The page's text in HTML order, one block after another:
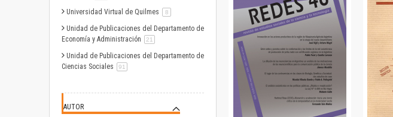
Géneros
Horizontes en las artes
La ideología argentina y latinoamericana
Las ciudades y las ideas
Serie Nuevas aproximaciones
Serie Clásicos latinoamericanos
Medios&redes
Universidad Virtual de Quilmes 8artículo
Unidad de Publicaciones del Departamento de
Economía y Administración
21
Unidad de Publicaciones del Departamento de
Ciencias Sociales
91
AUTOR